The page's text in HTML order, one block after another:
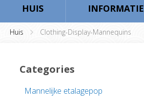
HUIS INFORMATIE
Huis Clothing-Display-Mannequins
Categories
Mannelijke etalagepop